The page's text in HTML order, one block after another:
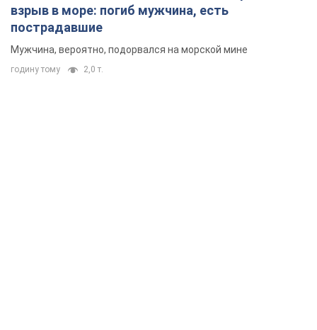
взрыв в море: погиб мужчина, есть
пострадавшие
Мужчина, вероятно, подорвался на морской мине
годину тому 2,0 т.